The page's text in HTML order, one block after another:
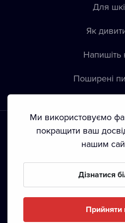
Для
Як
Напишіть
Пoширені
Положення й умови •
Ми використовуємо
покращити ваш
нашим
Дізнатися
Прийняти